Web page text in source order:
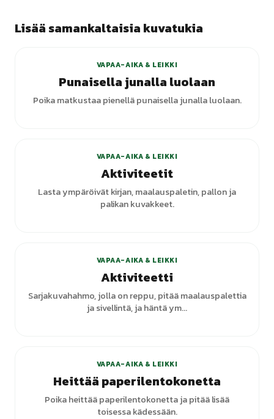
Lisää samankaltaisia kuvatukia
VAPAA-AIKA & LEIKKI
Punaisella junalla luolaan
Poika matkustaa pienellä punaisella junalla luolaan.
VAPAA-AIKA & LEIKKI
Aktiviteetit
Lasta ympäröivät kirjan, maalauspaletin, pallon ja
palikan kuvakkeet.
VAPAA-AIKA & LEIKKI
Aktiviteetti
Sarjakuvahahmo, jolla on reppu, pitää maalauspalettia
ja sivellintä, ja häntä ym...
VAPAA-AIKA & LEIKKI
Heittää paperilentokonetta
Poika heittää paperilentokonetta ja pitää lisää
toisessa kädessään.